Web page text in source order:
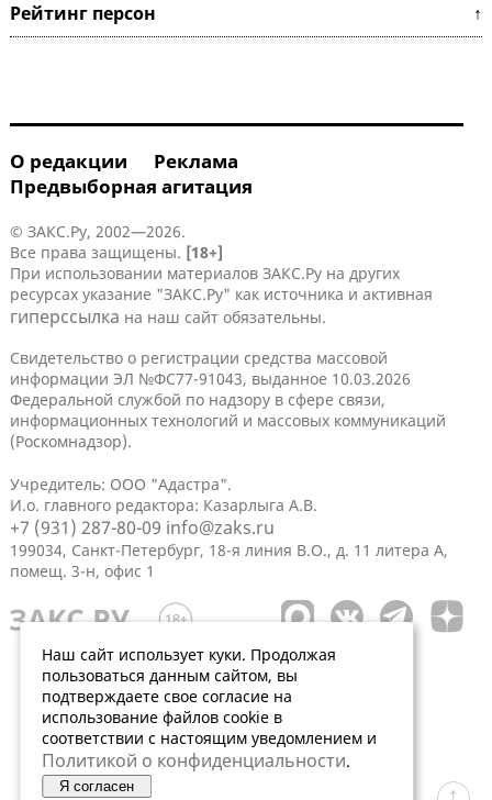
Рейтинг персон ↑
О редакции
Реклама
Предвыборная агитация
© ЗАКС.Ру, 2002—2026.
Все права защищены. [18+]
При использовании материалов ЗАКС.Ру на других
ресурсах указание "ЗАКС.Ру" как источника и активная
гиперссылка на наш сайт обязательны.
Свидетельство о регистрации средства массовой
информации ЭЛ №ФС77-91043, выданное 10.03.2026
Федеральной службой по надзору в сфере связи,
информационных технологий и массовых коммуникаций
(Роскомнадзор).
Учредитель: ООО "Адастра".
И.о. главного редактора: Казарлыга А.В.
+7 (931) 287-80-09 info@zaks.ru
199034, Санкт-Петербург, 18-я линия В.О., д. 11 литера А,
помещ. 3-н, офис 1
Наш сайт использует куки. Продолжая
пользоваться данным сайтом, вы
подтверждаете свое согласие на
использование файлов cookie в
соответствии с настоящим уведомлением и
Политикой о конфиденциальности.
Я согласен